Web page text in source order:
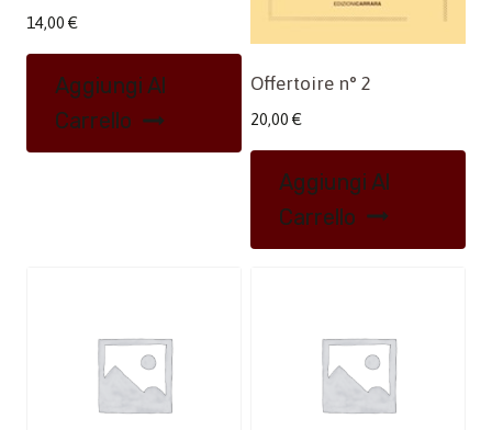
14,00 €
Aggiungi Al
Carrello
Offertoire n° 2
20,00 €
Aggiungi Al
Carrello